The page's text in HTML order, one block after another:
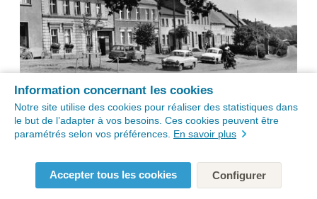
Information concernant les cookies
Notre site utilise des cookies pour réaliser des statistiques dans
le but de l’adapter à vos besoins. Ces cookies peuvent être
paramétrés selon vos préférences. En savoir plus
Accepter tous les cookies Configurer